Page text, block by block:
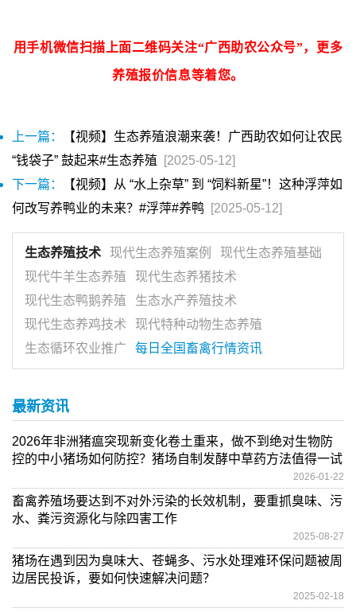
用手机微信扫描上面二维码关注“广西助农公众号”，更多
养殖报价信息等着您。
上一篇：
【视频】生态养殖浪潮来袭！广西助农如何让农民
“钱袋子” 鼓起来#生态养殖
[2025-05-12]
下一篇：
【视频】从 “水上杂草” 到 “饲料新星”！这种浮萍如
何改写养鸭业的未来？#浮萍#养鸭
[2025-05-12]
生态养殖技术 现代生态养殖案例
现代生态养殖基础
现代牛羊生态养殖
现代生态养猪技术
现代生态鸭鹅养殖
生态水产养殖技术
现代生态养鸡技术
现代特种动物生态养殖
生态循环农业推广
每日全国畜禽行情资讯
最新资讯
2026年非洲猪瘟突现新变化卷土重来，做不到绝对生物防
控的中小猪场如何防控？猪场自制发酵中草药方法值得一试
2026-01-22
畜禽养殖场要达到不对外污染的长效机制，要重抓臭味、污
水、粪污资源化与除四害工作
2025-08-27
猪场在遇到因为臭味大、苍蝇多、污水处理难环保问题被周
边居民投诉，要如何快速解决问题？
2025-02-18